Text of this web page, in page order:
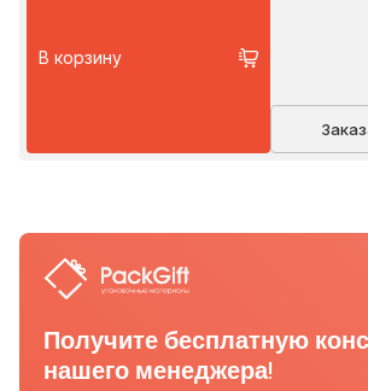
В корзину
Получите бесплатную
нашего менеджера!